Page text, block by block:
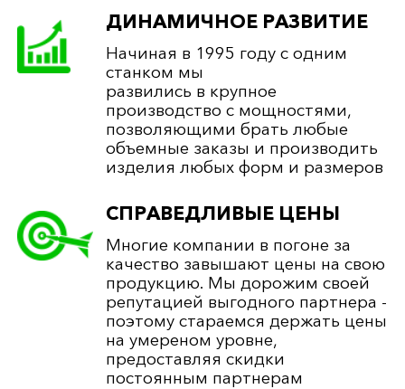
ДИНАМИЧНОЕ РАЗВИТИЕ
Начиная в 1995 году с одним
станком мы
развились в крупное
производство с мощностями,
позволяющими брать любые
объемные заказы и производить
изделия любых форм и размеров
СПРАВЕДЛИВЫЕ ЦЕНЫ
Многие компании в погоне за
качество завышают цены на свою
продукцию. Мы дорожим своей
репутацией выгодного партнера -
поэтому стараемся держать цены
на умереном уровне,
предоставляя скидки
постоянным партнерам